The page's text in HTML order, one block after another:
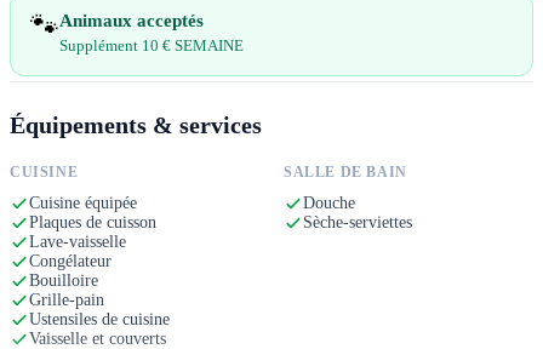
pays tous les dimanches matin.
Borne de recharge au gite, un forfait est demandé pour la semaine.
🐾Animaux acceptés
Supplément 10 € SEMAINE
Équipements & services
CUISINE
Cuisine équipée
Plaques de cuisson
Lave-vaisselle
Congélateur
Bouilloire
Grille-pain
Ustensiles de cuisine
Vaisselle et couverts
SALLE DE BAIN
Douche
Sèche-serviettes